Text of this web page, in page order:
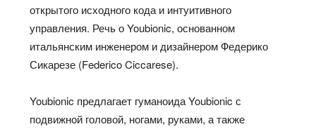
открытого исходного кода и интуитивного
управления. Речь о Youbionic, основанном
итальянским инженером и дизайнером Федерико
Сикарезе (Federico Ciccarese).
Youbionic предлагает гуманоида Youbionic с
подвижной головой, ногами, руками, а также